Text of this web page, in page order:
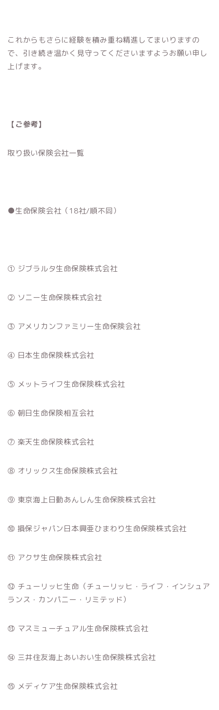
これからもさらに経験を積み重ね精進してまいりますの
で、引き続き温かく見守ってくださいますようお願い申し
上げます。
【ご参考】
取り扱い保険会社一覧
●生命保険会社（18社/順不同）
① ジブラルタ生命保険株式会社
② ソニー生命保険株式会社
③ アメリカンファミリー生命保険会社
④ 日本生命保険株式会社
⑤ メットライフ生命保険株式会社
⑥ 朝日生命保険相互会社
⑦ 楽天生命保険株式会社
⑧ オリックス生命保険株式会社
⑨ 東京海上日動あんしん生命保険株式会社
⑩ 損保ジャパン日本興亜ひまわり生命保険株式会社
⑪ アクサ生命保険株式会社
⑫ チューリッヒ生命（チューリッヒ・ライフ・インシュア
ランス・カンパニー・リミテッド）
⑬ マスミューチュアル生命保険株式会社
⑭ 三井住友海上あいおい生命保険株式会社
⑮ メディケア生命保険株式会社